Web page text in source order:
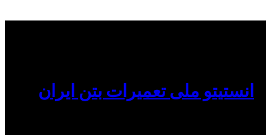
انستیتو ملی تعمیرات بتن ایران